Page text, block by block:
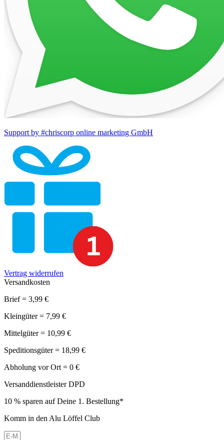
Support by #chriscorp online marketing GmbH
Vertrag widerrufen
Versandkosten
Brief = 3,99 €
Kleingüter = 7,99 €
Mittelgüter = 10,99 €
Speditionsgüter = 18,99 €
Abholung vor Ort = 0 €
Versanddienstleister DPD
10 % sparen auf Deine 1. Bestellung*
Komm in den Alu Löffel Club